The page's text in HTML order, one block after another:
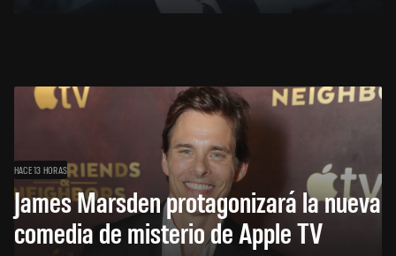
HACE 13 HORAS
James Marsden protagonizará la nueva
comedia de misterio de Apple TV